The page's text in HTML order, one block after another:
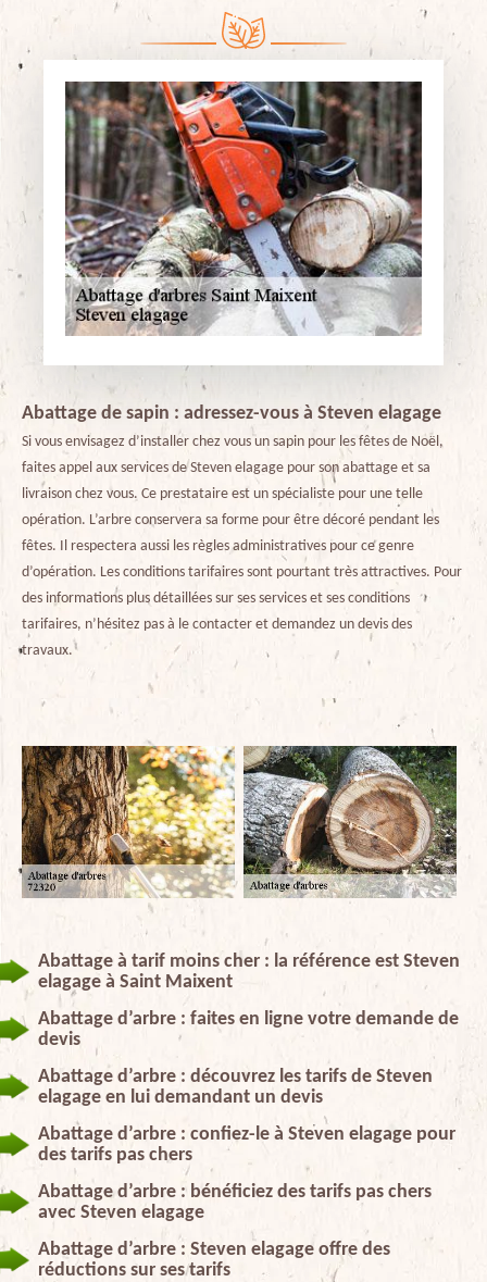
Abattage de sapin : adressez-vous à Steven elagage
Si vous envisagez d’installer chez vous un sapin pour les fêtes de Noël,
faites appel aux services de Steven elagage pour son abattage et sa
livraison chez vous. Ce prestataire est un spécialiste pour une telle
opération. L’arbre conservera sa forme pour être décoré pendant les
fêtes. Il respectera aussi les règles administratives pour ce genre
d’opération. Les conditions tarifaires sont pourtant très attractives. Pour
des informations plus détaillées sur ses services et ses conditions
tarifaires, n’hésitez pas à le contacter et demandez un devis des
travaux.
Abattage à tarif moins cher : la référence est Steven
elagage à Saint Maixent
Abattage d’arbre : faites en ligne votre demande de
devis
Abattage d’arbre : découvrez les tarifs de Steven
elagage en lui demandant un devis
Abattage d’arbre : confiez-le à Steven elagage pour
des tarifs pas chers
Abattage d’arbre : bénéficiez des tarifs pas chers
avec Steven elagage
Abattage d’arbre : Steven elagage offre des
réductions sur ses tarifs